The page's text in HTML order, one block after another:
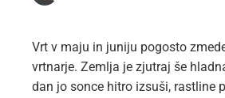
Vrt v maju in juniju pogosto
vrtnarje. Zemlja je zjutraj še
dan jo sonce hitro izsuši, rastline